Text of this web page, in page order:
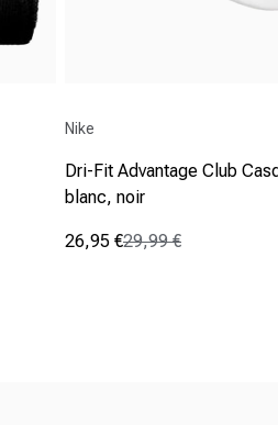
Nike
Dri-Fit Advantage Club
blanc, noir
Prix promotionnel
26,95 €
Prix normal
29,99 €